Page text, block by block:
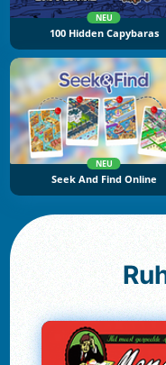
NEU
100 Hidden Capybaras
NEU
Seek And Find Online